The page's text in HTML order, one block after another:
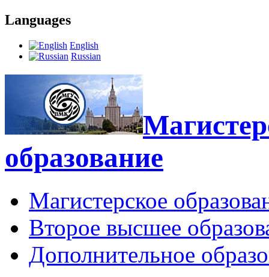
Languages
English
Russian
образование
Магистерское
Второе высшее
Дополнительное